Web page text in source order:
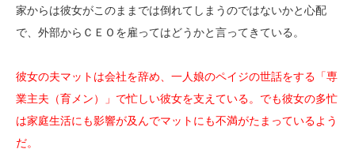
家からは彼女がこのままでは倒れてしまうのではないかと心配
で、外部からＣＥＯを雇ってはどうかと言ってきている。
彼女の夫マットは会社を辞め、一人娘のペイジの世話をする「専
業主夫（育メン）」で忙しい彼女を支えている。でも彼女の多忙
は家庭生活にも影響が及んでマットにも不満がたまっているよう
だ。